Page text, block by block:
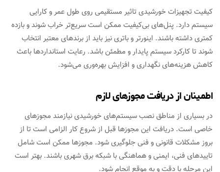
کیفیت تجهیزات خورشیدی تاثیر مستقیمی روی طول عمر و کارایی
سیستم دارد. پنل‌های بی‌کیفیت ممکن است سریع‌تر خراب شوند و بازده
کمتری داشته باشند. اینورتر و باتری نیز باید از برندهای معتبر انتخاب
شوند تا کارکرد سیستم پایدار و مطمئن باشد. رعایت استانداردها باعث
کاهش هزینه‌های نگهداری و افزایش بهره‌وری می‌شود.
اطمینان از دریافت مجوزهای لازم
در بسیاری از مناطق نصب سیستم‌های خورشیدی نیازمند مجوزهای
خاصی است. دریافت این مجوزها قبل از شروع کار الزامی است تا از
بروز مشکلات قانونی و فنی جلوگیری شود. مجوزها ممکن است شامل
تاییدهای فنی، ایمنی و هماهنگی با شبکه برق شهری باشند. بهتر است
این مرحله با دقت و به موقع انجام شود.